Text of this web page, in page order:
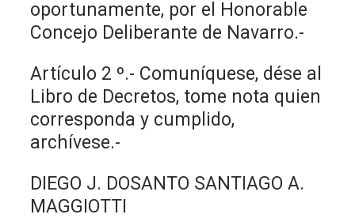
oportunamente, por el Honorable
Concejo Deliberante de Navarro.-
Artículo 2 º.- Comuníquese, dése al
Libro de Decretos, tome nota quien
corresponda y cumplido,
archívese.-
DIEGO J. DOSANTO SANTIAGO A.
MAGGIOTTI